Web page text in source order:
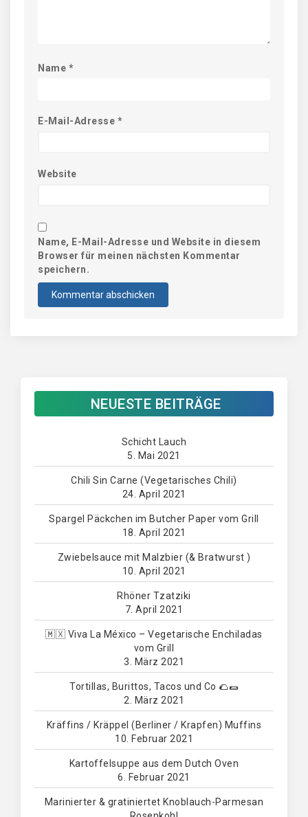
Name *
E-Mail-Adresse *
Website
Name, E-Mail-Adresse und Website in diesem
Browser für meinen nächsten Kommentar
speichern.
NEUESTE BEITRÄGE
Schicht Lauch
5. Mai 2021
Chili Sin Carne (Vegetarisches Chili)
24. April 2021
Spargel Päckchen im Butcher Paper vom Grill
18. April 2021
Zwiebelsauce mit Malzbier (& Bratwurst )
10. April 2021
Rhöner Tzatziki
7. April 2021
🇲🇽 Viva La México – Vegetarische Enchiladas
vom Grill
3. März 2021
Tortillas, Burittos, Tacos und Co 🌮🌯
2. März 2021
Kräffins / Kräppel (Berliner / Krapfen) Muffins
10. Februar 2021
Kartoffelsuppe aus dem Dutch Oven
6. Februar 2021
Marinierter & gratiniertet Knoblauch-Parmesan